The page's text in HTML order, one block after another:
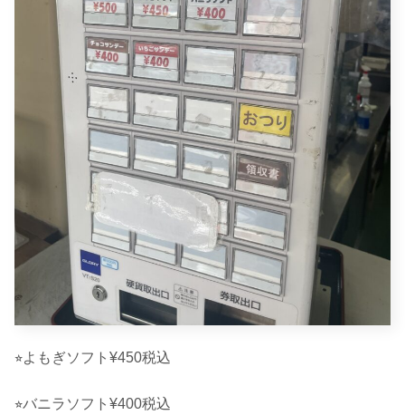
⭐︎よもぎソフト¥450税込
⭐︎バニラソフト¥400税込